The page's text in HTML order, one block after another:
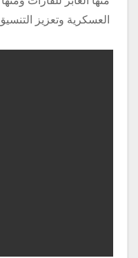
العسكرية وتعزيز